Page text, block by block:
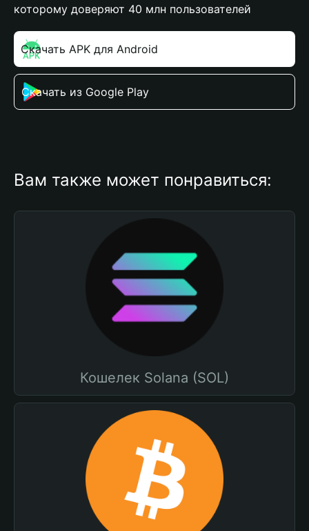
которому доверяют 40 млн пользователей
Скачать APK для Android
Скачать из Google Play
Вам также может понравиться:
Кошелек Solana (SOL)